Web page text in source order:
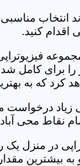
انتخاب
اقدام کنید.
را برای کامل
کرد که به
زیاد
نقاط محی
در منزل
به بیشترین